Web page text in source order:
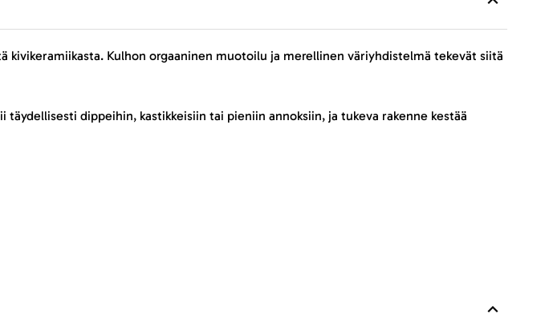
kivikeramiikasta. Kulhon orgaaninen muotoilu ja merellinen väriyhdistelmä tekevät siitä
dippeihin, kastikkeisiin tai pieniin annoksiin, ja tukeva rakenne kestää